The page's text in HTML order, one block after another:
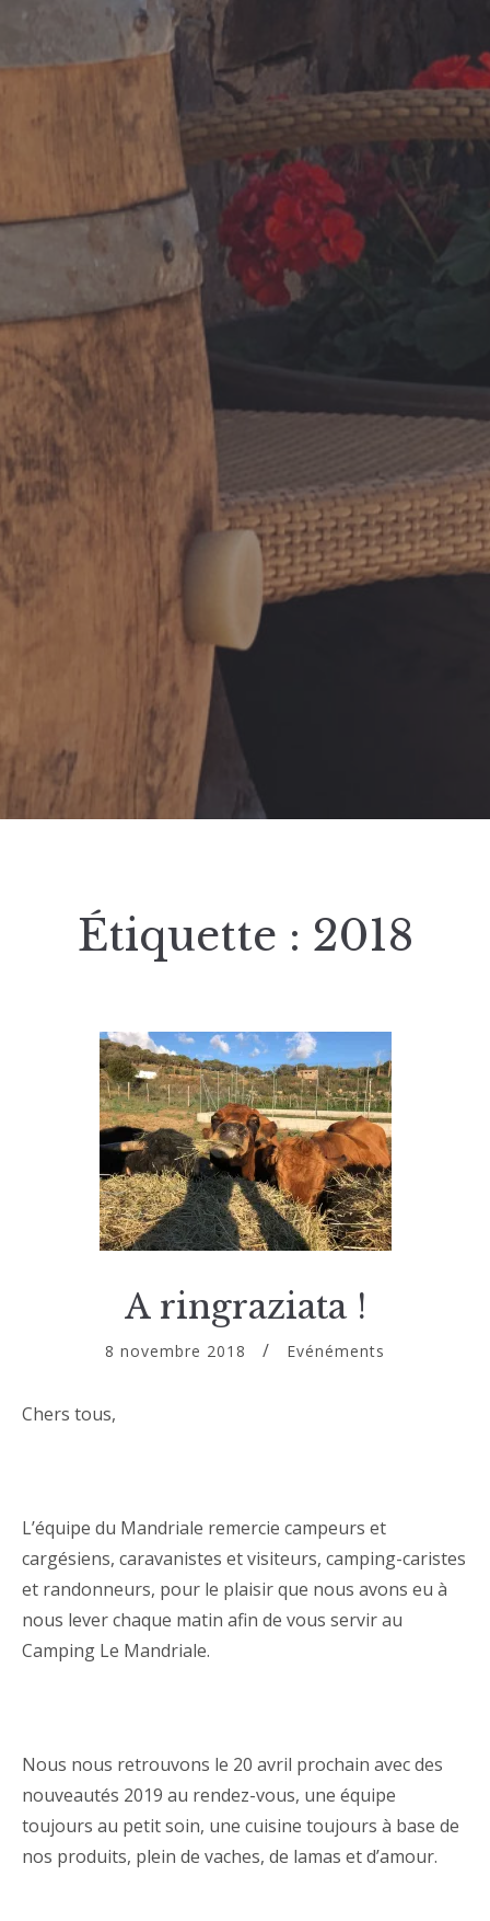
Étiquette : 2018
A ringraziata !
8 novembre 2018 Evénéments
Chers tous,
L’équipe du Mandriale remercie campeurs et
cargésiens, caravanistes et visiteurs, camping-caristes
et randonneurs, pour le plaisir que nous avons eu à
nous lever chaque matin afin de vous servir au
Camping Le Mandriale.
Nous nous retrouvons le 20 avril prochain avec des
nouveautés 2019 au rendez-vous, une équipe
toujours au petit soin, une cuisine toujours à base de
nos produits, plein de vaches, de lamas et d’amour.